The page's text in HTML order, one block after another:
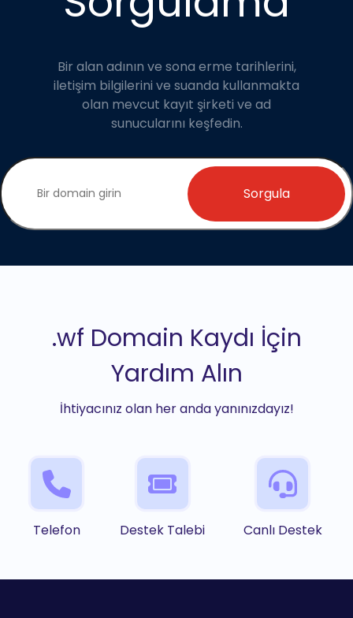
Bir alan adının ve sona erme tarihlerini,
iletişim bilgilerini ve suanda kullanmakta
olan mevcut kayıt şirketi ve ad
sunucularını keşfedin.
Sorgula
.wf Domain Kaydı İçin
Yardım Alın
İhtiyacınız olan her anda yanınızdayız!
Telefon Destek Talebi Canlı Destek